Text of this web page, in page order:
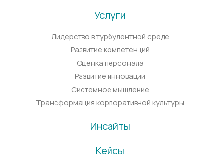
Услуги
Лидерство в турбулентной среде
Развитие компетенций
Оценка персонала
Развитие инноваций
Системное мышление
Трансформация корпоративной культуры
Инсайты
Кейсы